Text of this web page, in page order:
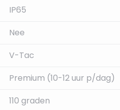
IP65
Nee
V-Tac
Premium (10-12 uur p/dag)
110 graden